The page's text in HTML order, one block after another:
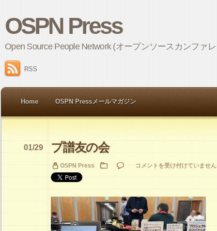
OSPN Press
Open Source People Network (オープンソースカンファ
RSS
Home OSPN Pressメールマガジン
プ譜友の会
01/29
OSPN Press プ
の
会
コメントを受け付けていません